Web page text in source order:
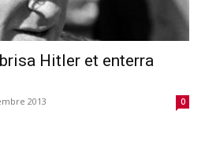
Hitler et enterra
2013 0